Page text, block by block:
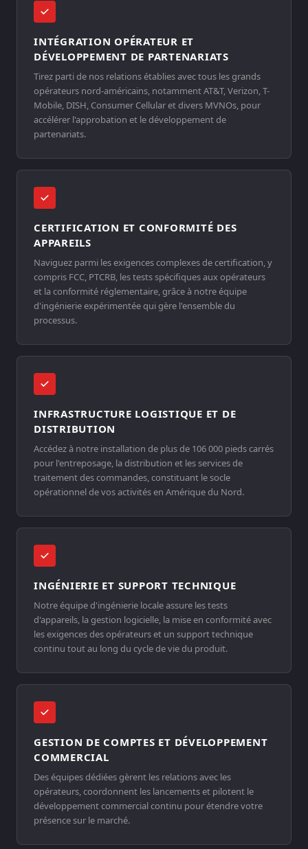
INTÉGRATION OPÉRATEUR ET
DÉVELOPPEMENT DE PARTENARIATS
Tirez parti de nos relations établies avec tous les grands
opérateurs nord-américains, notamment AT&T, Verizon, T-
Mobile, DISH, Consumer Cellular et divers MVNOs, pour
accélérer l'approbation et le développement de
partenariats.
CERTIFICATION ET CONFORMITÉ DES
APPAREILS
Naviguez parmi les exigences complexes de certification, y
compris FCC, PTCRB, les tests spécifiques aux opérateurs
et la conformité réglementaire, grâce à notre équipe
d'ingénierie expérimentée qui gère l'ensemble du
processus.
INFRASTRUCTURE LOGISTIQUE ET DE
DISTRIBUTION
Accédez à notre installation de plus de 106 000 pieds carrés
pour l'entreposage, la distribution et les services de
traitement des commandes, constituant le socle
opérationnel de vos activités en Amérique du Nord.
INGÉNIERIE ET SUPPORT TECHNIQUE
Notre équipe d'ingénierie locale assure les tests
d'appareils, la gestion logicielle, la mise en conformité avec
les exigences des opérateurs et un support technique
continu tout au long du cycle de vie du produit.
GESTION DE COMPTES ET DÉVELOPPEMENT
COMMERCIAL
Des équipes dédiées gèrent les relations avec les
opérateurs, coordonnent les lancements et pilotent le
développement commercial continu pour étendre votre
présence sur le marché.